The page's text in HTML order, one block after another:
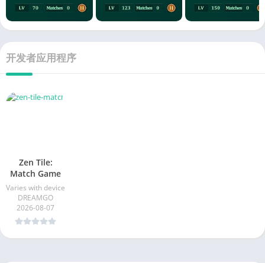
开发者应用程序
Zen Tile:
Match Game
Varies with device
DREAMGO
2026-08-07